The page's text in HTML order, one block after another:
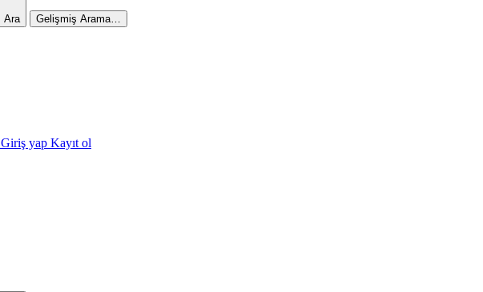
Ara Gelişmiş Arama…
Giriş yap Kayıt ol